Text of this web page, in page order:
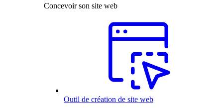
Concevoir son site web
Outil de création de site web